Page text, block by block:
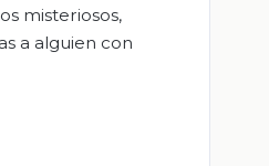
misteriosos,
a alguien con